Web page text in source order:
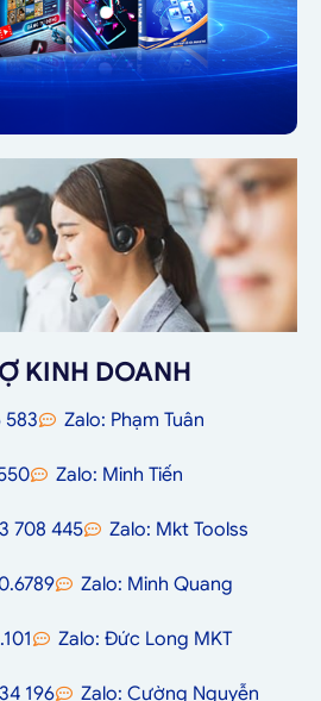
KINH DOANH
583 Zalo: Phạm Tuân
Zalo: Minh Tiến
708 445 Zalo: Mkt Toolss
Zalo: Minh Quang
Zalo: Đức Long MKT
196 Zalo: Cường Nguyễn